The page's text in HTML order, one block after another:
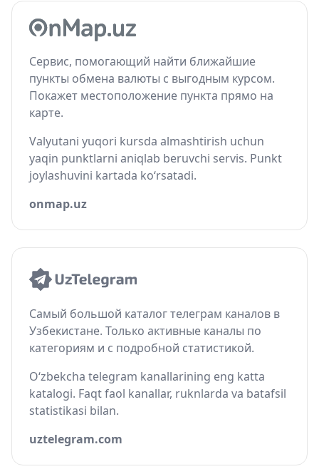
Сервис, помогающий найти ближайшие
пункты обмена валюты с выгодным курсом.
Покажет местоположение пункта прямо на
карте.
Valyutani yuqori kursda almashtirish uchun
yaqin punktlarni aniqlab beruvchi servis. Punkt
joylashuvini kartada ko‘rsatadi.
onmap.uz
Самый большой каталог телеграм каналов в
Узбекистане. Только активные каналы по
категориям и с подробной статистикой.
O‘zbekcha telegram kanallarining eng katta
katalogi. Faqt faol kanallar, ruknlarda va batafsil
statistikasi bilan.
uztelegram.com